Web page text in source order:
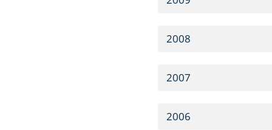
2008
2007
2006